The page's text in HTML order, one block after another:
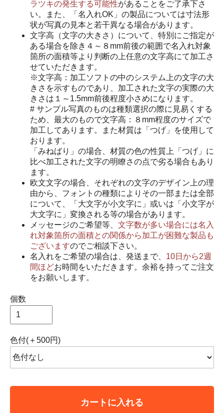
ラツキの発生する可能性があることをご了承下さ
い。また、「名入れOK」の製品については寸法形
状が写真の見本と若干異なる場合があります。
文字高（文字の大きさ）について、特別にご指定が
ある場合を除き４～８mm前後の範囲で名入れ対象
箇所の面積等より判断の上任意の文字高にて加工さ
せていただきます。
※文字高：加工ソフトの中のシステム上の文字の大
きさを示すものであり、加工された文字の実際の大
きさは１～1.5mm前後程度小さめになります。
# サンプル写真のものは種類選択の際に見易くする
ため、最大のもので文字高：８mm程度のサイズで
加工してあります。また材質は「つげ」を使用して
おります。
「みねばり」の場合、材質の色の性質上「つげ」に
比べ加工された文字の明瞭さの点で劣る場合もあり
ます。
欧文文字の場合、それぞれの文字のデザイン上の理
由から、フォントの種類によりその一部または全部
について、「大文字が小文字に」或いは「小文字が
大文字に」変換される等の場合があります。
メッセージのご希望等、 文字数が多い場合には名入
れ対象箇所の面積との関係から加工が困難な製品も
ございますのでご相談下さい。
名入れをご希望の場合は、発送まで、 10日から2週
間ほどお時間をいただきます。余裕を持ってご注文
をお願いします。
個数
色付(＋500円)
カートに入れる